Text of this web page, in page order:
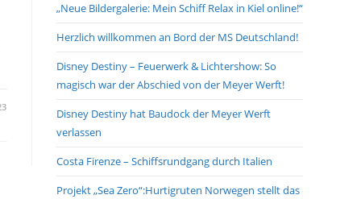
„Neue Bildergalerie: Mein Schiff Relax in Kiel online!“
Herzlich willkommen an Bord der MS Deutschland!
Disney Destiny – Feuerwerk & Lichtershow: So
magisch war der Abschied von der Meyer Werft!
Disney Destiny hat Baudock der Meyer Werft
verlassen
Costa Firenze – Schiffsrundgang durch Italien
Projekt „Sea Zero“:Hurtigruten Norwegen stellt das